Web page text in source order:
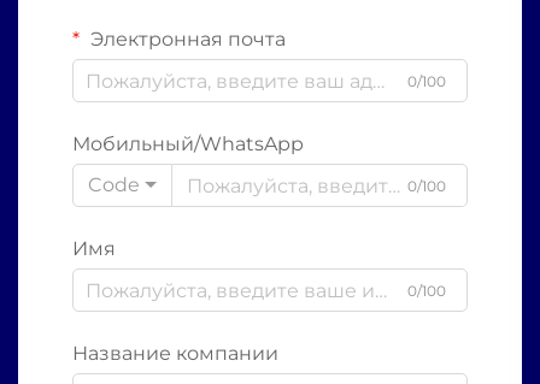
Электронная почта
0/100
Мобильный/WhatsApp
Code
0/100
Имя
0/100
Название компании